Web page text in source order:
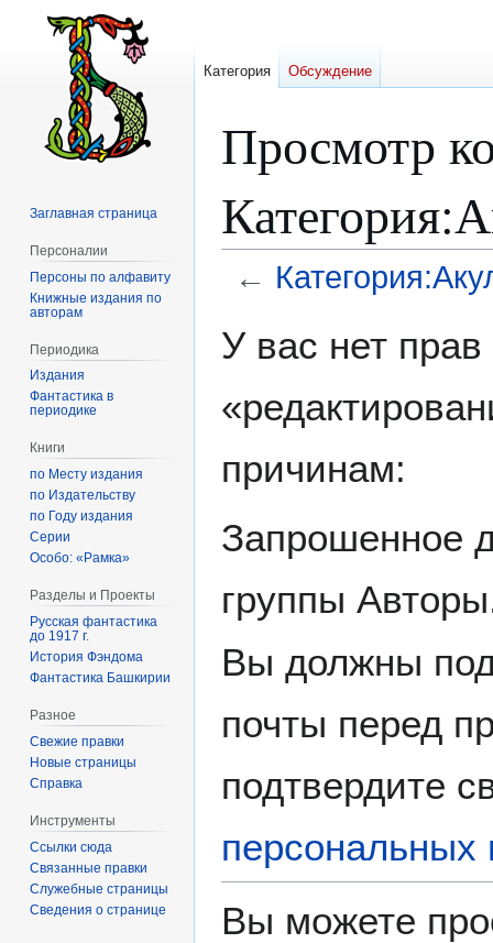
Просмотр
←
У вас нет
причинам:
Запрошенное
группы
Вы должны
почты перед
подтвердите
персональных
Вы можете
Категория Обсуждение
Заглавная страница
Персоналии
Персоны по алфавиту
Книжные издания по
авторам
Периодика
Издания
Фантастика в
периодике
Книги
по Месту издания
по Издательству
по Году издания
Серии
Особо: «Рамка»
Разделы и Проекты
Русская фантастика
до 1917 г.
История Фэндома
Фантастика Башкирии
Разное
Свежие правки
Новые страницы
Справка
Инструменты
Ссылки сюда
Связанные правки
Служебные страницы
Сведения о странице